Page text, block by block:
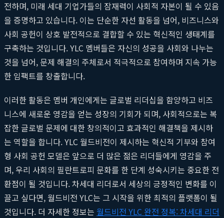
전하며, 미래 세대 기업가들의 잠재력이 사회적 자본이 될 수 있음
을 증명하고 있습니다. 이는 단순한 자선 활동을 넘어, 비즈니스와
사회 공헌이 상호 발전적으로 결합할 수 있는 혁신적인 생태계를
구축하는 것입니다. YLC 멤버들은 자신의 성공을 사회와 나누는
것을 넘어, 문제 해결의 주체로서 적극적으로 참여하며 지속 가능
한 임팩트를 창출합니다.
이러한 활동은 멤버 개인에게는 글로벌 리더십을 함양하고 비즈
니스에 새로운 영감을 얻는 성장의 기회가 되며, 사회적으로는 복
잡한 글로벌 문제에 대한 창의적이고 효과적인 해결책을 제시하
는 역할을 합니다. YLC 월드비전이 제시하는 혁신적 기부와 참여
형 사회 공헌 모델은 앞으로 더 많은 젊은 리더들에게 영감을 주
며, 우리 사회의 필란트로피 문화를 한 단계 성숙시키는 중요한 전
환점이 될 것입니다. 차세대 리더로서 세상의 긍정적인 변화를 이
끌고 싶다면, 월드비전 YLC는 그 시작을 위한 최적의 플랫폼이 될
것입니다. 더 자세한 정보는 월드비전 YLC 완전 정복: 차세대 리더